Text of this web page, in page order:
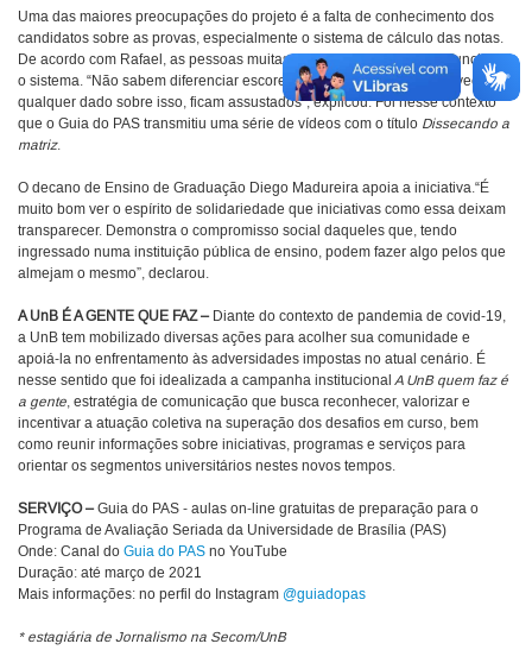
Uma das maiores preocupações do projeto é a falta de conhecimento dos
candidatos sobre as provas, especialmente o sistema de cálculo das notas.
De acordo com Rafael, as pessoas muitas vezes não sabem como funciona
o sistema. “Não sabem diferenciar escore de argumento, e, quando veem
qualquer dado sobre isso, ficam assustados”, explicou. Foi nesse contexto
que o Guia do PAS transmitiu uma série de vídeos com o título Dissecando a
matriz.
O decano de Ensino de Graduação Diego Madureira apoia a iniciativa.“É
muito bom ver o espírito de solidariedade que iniciativas como essa deixam
transparecer. Demonstra o compromisso social daqueles que, tendo
ingressado numa instituição pública de ensino, podem fazer algo pelos que
almejam o mesmo”, declarou.
A UnB É A GENTE QUE FAZ –Diante do contexto de pandemia de covid-19,
a UnB tem mobilizado diversas ações para acolher sua comunidade e
apoiá-la no enfrentamento às adversidades impostas no atual cenário. É
nesse sentido que foi idealizada a campanha institucional A UnB quem faz é
a gente, estratégia de comunicação que busca reconhecer, valorizar e
incentivar a atuação coletiva na superação dos desafios em curso, bem
como reunir informações sobre iniciativas, programas e serviços para
orientar os segmentos universitários nestes novos tempos.
SERVIÇO –Guia do PAS - aulas on-line gratuitas de preparação para o
Programa de Avaliação Seriada da Universidade de Brasília (PAS)
Onde: Canal do Guia do PAS no YouTube
Duração: até março de 2021
Mais informações: no perfil do Instagram @guiadopas
* estagiária de Jornalismo na Secom/UnB